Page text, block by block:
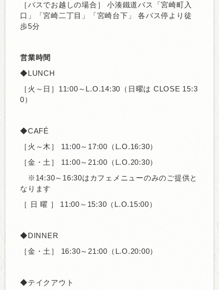
［バスでお越しの場合］ 小湊鐵道バス「宮崎町入
口」「宮崎二丁目」「宮崎台下」 各バス停より徒
歩5分
営業時間
◆LUNCH
［火～日］11:00～L.O.14:30（日曜は CLOSE 15:3
0）
◆CAFÉ
［火～木］
11:00～17:00（L.O.16:30）
［金・土］
11:00～21:00 （L.O.20:30）
※14:30～16:30はカフェメニューのみのご提供と
なります
［ 日 曜 ］
11:00～15:30（L.O.15:00）
◆DINNER
［金・土］
16:30～21:00（L.O.20:00）
◆テイクアウト